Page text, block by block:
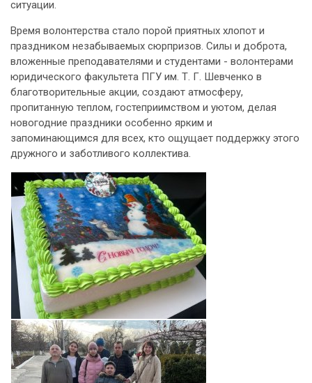
ситуации.
Время волонтерства стало порой приятных хлопот и
праздником незабываемых сюрпризов. Силы и доброта,
вложенные преподавателями и студентами - волонтерами
юридического факультета ПГУ им. Т. Г. Шевченко в
благотворительные акции, создают атмосферу,
пропитанную теплом, гостеприимством и уютом, делая
новогодние праздники особенно ярким и
запоминающимся для всех, кто ощущает поддержку этого
дружного и заботливого коллектива.